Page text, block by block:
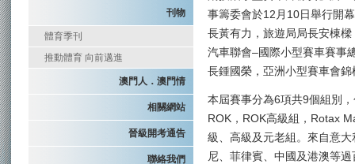
刊物
體育季刊
推動體育 向前邁進
澳門人．澳門情
相關網站
晉級開考通告
聯絡我們
事籌委會於12月10日舉行開
長黃有力，旅遊局局長安棟
汽車聯會–國際小型賽車賽事
長鍾國榮，亞洲小型賽車會
本屆賽事分為6項共9個組別
ROK，ROK高級組，Rotax
級、高級及元老組。來自意
尼、菲律賓、中國及港澳等